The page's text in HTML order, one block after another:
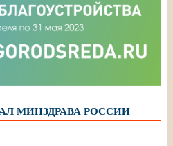
МИНЗДРАВА РОССИИ